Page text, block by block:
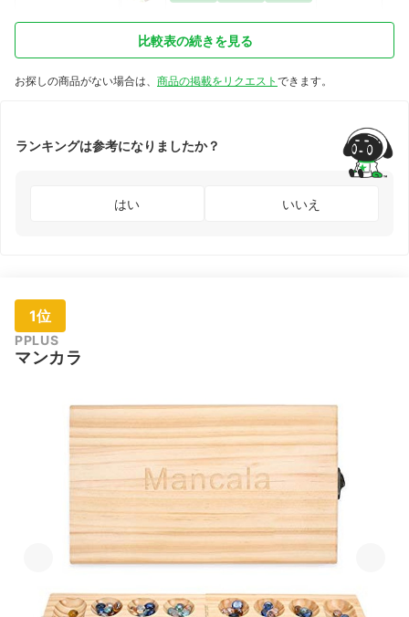
比較表の続きを見る
お探しの商品がない場合は、 商品の掲載をリクエスト できます。
ランキングは参考になりましたか？
はい いいえ
1位
PPLUS
マンカラ